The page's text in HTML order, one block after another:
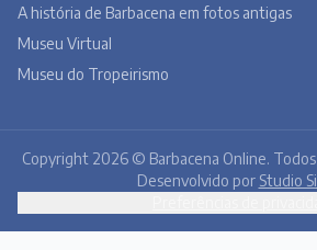
A história de Barbacena em fotos antigas
Museu Virtual
Museu do Tropeirismo
Copyright 2026 © Barbacena Online.
Desenvolvido por Studio